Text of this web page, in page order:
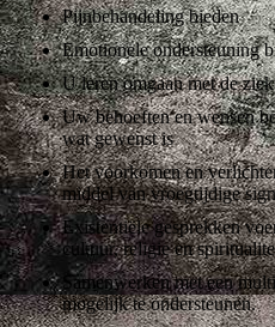
Pijnbehandeling bieden
Emotionele ondersteuning
U leren omgaan met de
Uw behoeften en wensen
wat gewenst is
Het voorkomen en
middel van vroegtijdige
Existentiële gesprekken
cultuur, religie en
Samenwerken met een
mogelijk te ondersteunen.